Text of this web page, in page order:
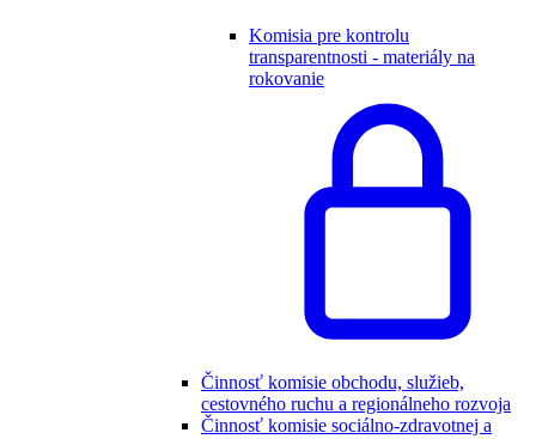
Komisia pre kontrolu
transparentnosti - materiály na
rokovanie
Činnosť komisie obchodu, služieb,
cestovného ruchu a regionálneho rozvoja
Činnosť komisie sociálno-zdravotnej a